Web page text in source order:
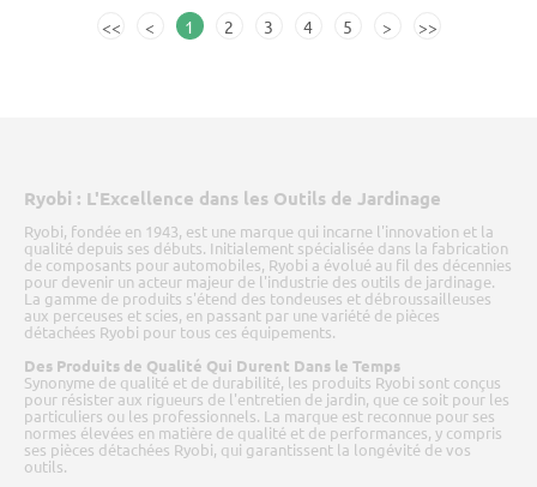
<< < 1 2 3 4 5 > >>
Ryobi : L'Excellence dans les Outils de Jardinage
Ryobi, fondée en 1943, est une marque qui incarne l'innovation et la
qualité depuis ses débuts. Initialement spécialisée dans la fabrication
de composants pour automobiles, Ryobi a évolué au fil des décennies
pour devenir un acteur majeur de l'industrie des outils de jardinage.
La gamme de produits s'étend des tondeuses et débroussailleuses
aux perceuses et scies, en passant par une variété de pièces
détachées Ryobi pour tous ces équipements.
Des Produits de Qualité Qui Durent Dans le Temps
Synonyme de qualité et de durabilité, les produits Ryobi sont conçus
pour résister aux rigueurs de l'entretien de jardin, que ce soit pour les
particuliers ou les professionnels. La marque est reconnue pour ses
normes élevées en matière de qualité et de performances, y compris
ses pièces détachées Ryobi, qui garantissent la longévité de vos
outils.